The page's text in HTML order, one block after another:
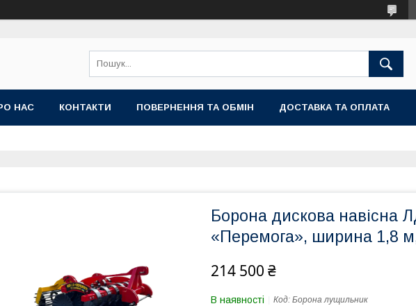
НАС КОНТАКТИ ПОВЕРНЕННЯ ТА ОБМІН ДОСТАВКА ТА ОПЛАТА
Борона дискова навісна
«Перемога», ширина 1,8
214 500 ₴
В наявності Код: Борона лущильник